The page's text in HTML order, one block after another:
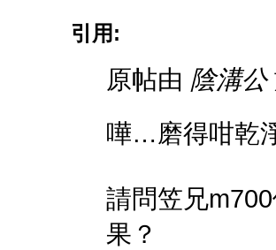
引用:
原帖由 陰溝公
嘩…磨得咁乾
請問笠兄
果？